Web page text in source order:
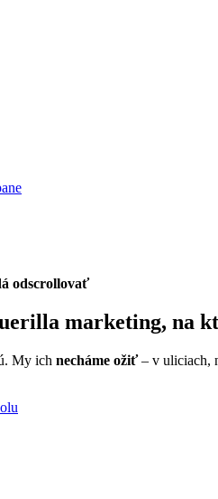
odscrollovať
marketing, na
My ich necháme ožiť– v uliciach,